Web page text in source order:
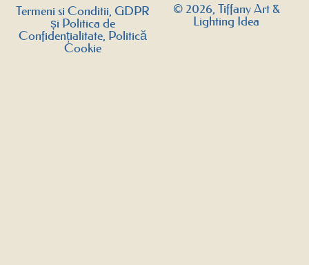
Termeni si Conditii, GDPR
și Politica de
Confidențialitate, Politică
Cookie
© 2026, Tiffany Art &
Lighting Idea